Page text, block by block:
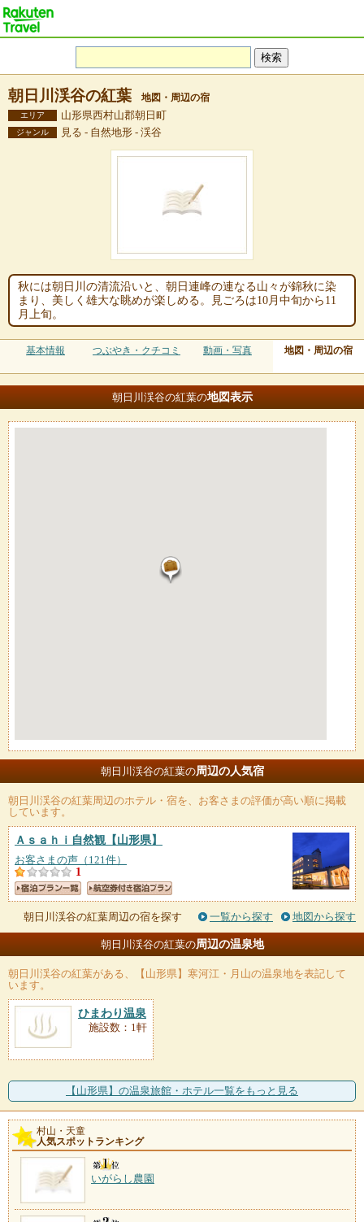
朝日川渓谷の紅葉 地図・周辺の宿
エリア 山形県西村山郡朝日町
ジャンル 見る - 自然地形 - 渓谷
秋には朝日川の清流沿いと、朝日連峰の連なる山々が錦秋に染
まり、美しく雄大な眺めが楽しめる。見ごろは10月中旬から11
月上旬。
基本情報 つぶやき・クチコミ 動画・写真 地図・周辺の宿
朝日川渓谷の紅葉の地図表示
朝日川渓谷の紅葉の周辺の人気宿
朝日川渓谷の紅葉周辺のホテル・宿を、お客さまの評価が高い順に掲載
しています。
Ａｓａｈｉ自然観 【山形県】
お客さまの声（121件）
1
朝日川渓谷の紅葉周辺の宿を探す 一覧から探す 地図から探す
朝日川渓谷の紅葉の周辺の温泉地
朝日川渓谷の紅葉がある、【山形県】寒河江・月山の温泉地を表記して
います。
ひまわり温泉
施設数：1軒
【山形県】の温泉旅館・ホテル一覧をもっと見る
村山・天童
人気スポットランキング
いがらし農園